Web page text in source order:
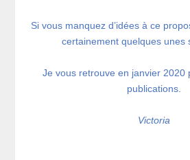
Si vous manquez d’idées à ce
certainement quelques unes
Je vous retrouve en janvier 2020
publications.
Victoria